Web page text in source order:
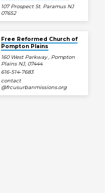
107 Prospect St. Paramus NJ
07652
Free Reformed Church of
Pompton Plains
160 West Parkway , Pompton
Plains NJ, 07444
616-514-7683
contact​
@frcusurbanmissions.org